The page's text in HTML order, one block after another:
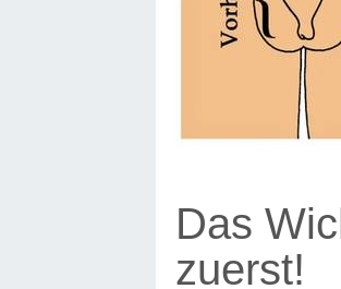
Das
zuerst!